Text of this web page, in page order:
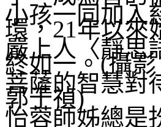
小孩一同加入
嚴上人〈靜思
菩薩的智慧對
怡蓉師姊總是